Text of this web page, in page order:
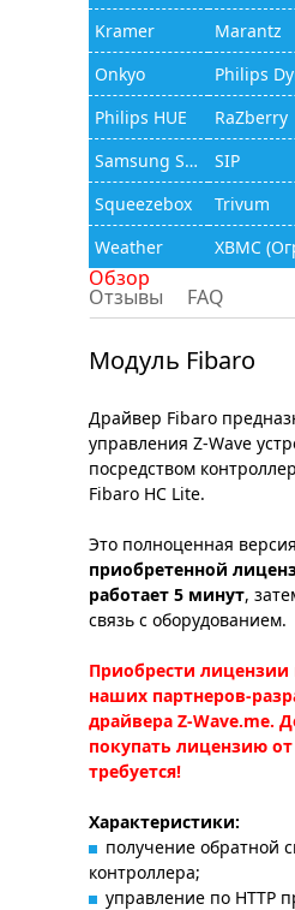
Kramer
Marantz
Onkyo
Philips HUE
RaZberry
Samsung Smart TV
SIP
Squeezebox
Trivum
Weather
Обзор
Отзывы FAQ
Модуль Fibaro
Драйвер Fibaro
управления Z-Wave
посредством
Fibaro HC Lite.
Это полноценная
приобретенной
работает 5 минут,
связь с оборудованием.
Приобрести
наших партнеров-
драйвера Z-Wave.me.
покупать лицензию
требуется!
Характеристики:
получение обратной
контроллера;
управление по HTTP